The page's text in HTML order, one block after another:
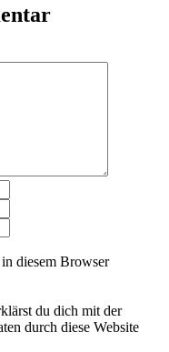
diesem Browser
du dich mit der
durch diese Website